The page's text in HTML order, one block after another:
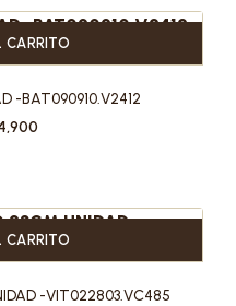
CARRITO
-BAT090910.V2412
CARRITO
-VIT022803.VC485